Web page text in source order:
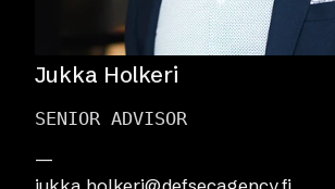
Jukka Holkeri
SENIOR ADVISOR
—